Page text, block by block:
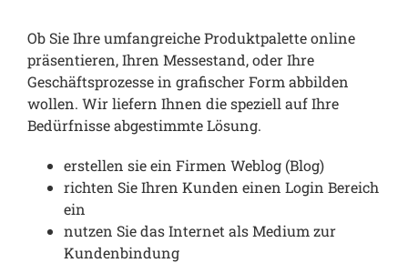
Ob Sie Ihre umfangreiche Produktpalette online
präsentieren, Ihren Messestand, oder Ihre
Geschäftsprozesse in grafischer Form abbilden
wollen. Wir liefern Ihnen die speziell auf Ihre
Bedürfnisse abgestimmte Lösung.
erstellen sie ein Firmen Weblog (Blog)
richten Sie Ihren Kunden einen Login Bereich
ein
nutzen Sie das Internet als Medium zur
Kundenbindung